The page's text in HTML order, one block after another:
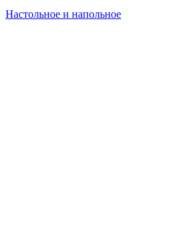
Настольное и напольное